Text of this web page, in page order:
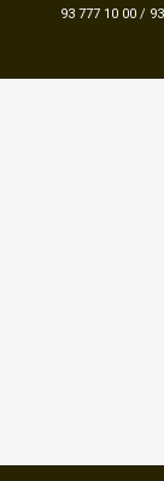
93 777 10 00 /